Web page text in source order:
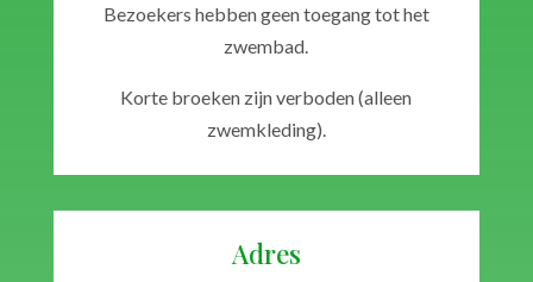
Bezoekers hebben geen toegang tot het
zwembad.
Korte broeken zijn verboden (alleen
zwemkleding).
Adres